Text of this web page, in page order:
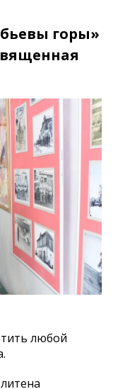
горы»
любой